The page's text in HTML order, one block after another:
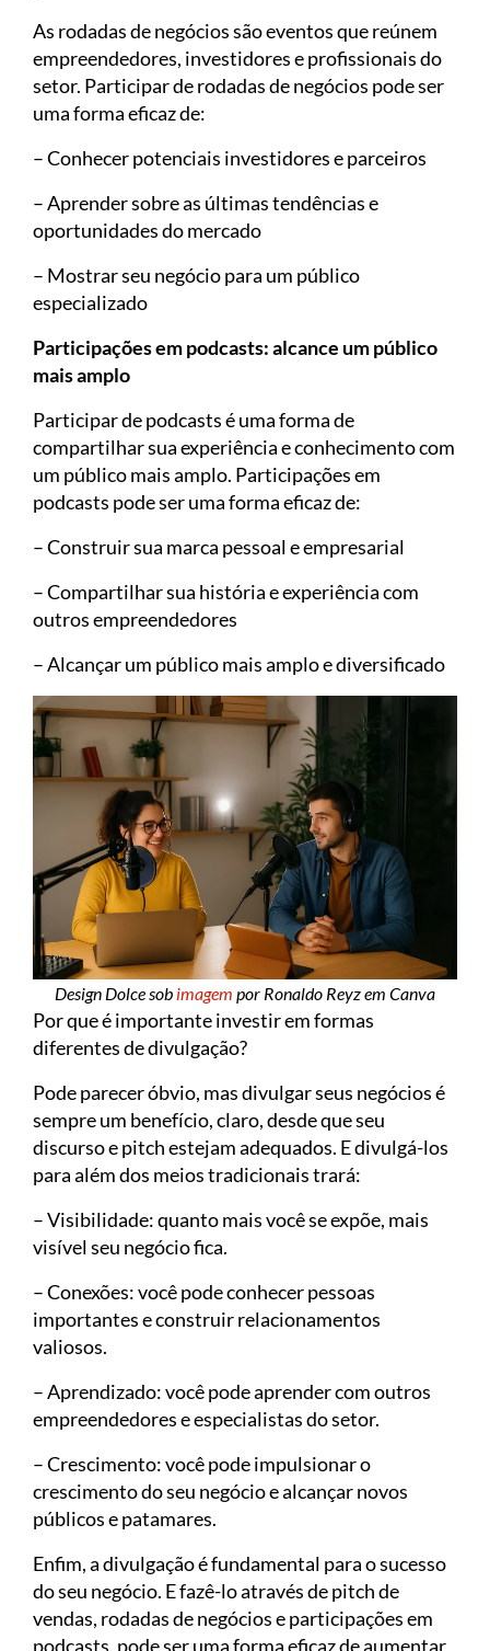
As rodadas de negócios são eventos que reúnem
empreendedores, investidores e profissionais do
setor. Participar de rodadas de negócios pode ser
uma forma eficaz de:
– Conhecer potenciais investidores e parceiros
– Aprender sobre as últimas tendências e
oportunidades do mercado
– Mostrar seu negócio para um público
especializado
Participações em podcasts: alcance um público
mais amplo
Participar de podcasts é uma forma de
compartilhar sua experiência e conhecimento com
um público mais amplo. Participações em
podcasts pode ser uma forma eficaz de:
– Construir sua marca pessoal e empresarial
– Compartilhar sua história e experiência com
outros empreendedores
– Alcançar um público mais amplo e diversificado
Design Dolce sob imagem por Ronaldo Reyz em Canva
Por que é importante investir em formas
diferentes de divulgação?
Pode parecer óbvio, mas divulgar seus negócios é
sempre um benefício, claro, desde que seu
discurso e pitch estejam adequados. E divulgá-los
para além dos meios tradicionais trará:
– Visibilidade: quanto mais você se expõe, mais
visível seu negócio fica.
– Conexões: você pode conhecer pessoas
importantes e construir relacionamentos
valiosos.
– Aprendizado: você pode aprender com outros
empreendedores e especialistas do setor.
– Crescimento: você pode impulsionar o
crescimento do seu negócio e alcançar novos
públicos e patamares.
Enfim, a divulgação é fundamental para o sucesso
do seu negócio. E fazê-lo através de pitch de
vendas, rodadas de negócios e participações em
podcasts, pode ser uma forma eficaz de aumentar